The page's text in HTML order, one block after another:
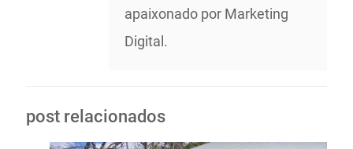
apaixonado por Marketing
Digital.
post relacionados